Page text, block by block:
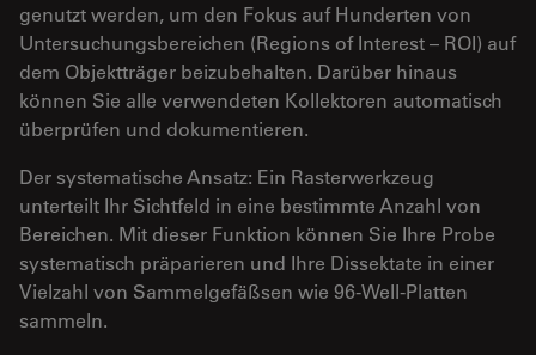
genutzt werden, um den Fokus auf Hunderten von
Untersuchungsbereichen (Regions of Interest – ROI) auf
dem Objektträger beizubehalten. Darüber hinaus
können Sie alle verwendeten Kollektoren automatisch
überprüfen und dokumentieren.
Der systematische Ansatz: Ein Rasterwerkzeug
unterteilt Ihr Sichtfeld in eine bestimmte Anzahl von
Bereichen. Mit dieser Funktion können Sie Ihre Probe
systematisch präparieren und Ihre Dissektate in einer
Vielzahl von Sammelgefäßsen wie 96-Well-Platten
sammeln.